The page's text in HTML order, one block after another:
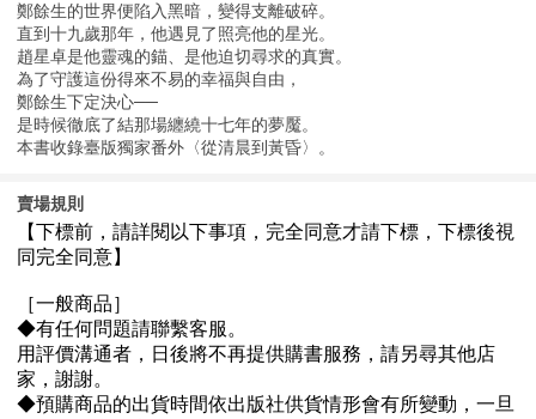
鄭餘生的世界便陷入黑暗，變得支離破碎。
直到十九歲那年，他遇見了照亮他的星光。
趙星卓是他靈魂的錨、是他迫切尋求的真實。
為了守護這份得來不易的幸福與自由，
鄭餘生下定決心──
是時候徹底了結那場纏繞十七年的夢魘。
本書收錄臺版獨家番外〈從清晨到黃昏〉。
賣場規則